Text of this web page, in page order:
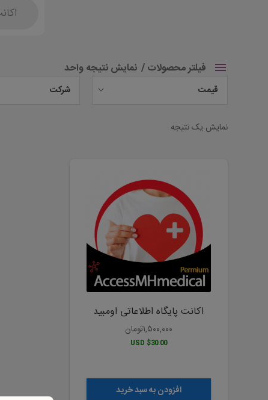
search
فیلتر محصولات نمایش نتیجه واحد
قیمت شرکت
نمایش یک نتیجه
اکانت پایگاه اطلاعاتی اومبید
۱,۵۰۰,۰۰۰تومان
$30.00 USD
افزودن به سبد خرید